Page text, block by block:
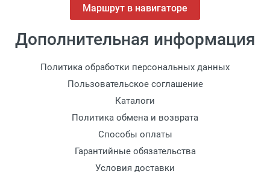
Маршрут в навигаторе
Дополнительная информация
Политика обработки персональных данных
Пользовательское соглашение
Каталоги
Политика обмена и возврата
Способы оплаты
Гарантийные обязательства
Условия доставки